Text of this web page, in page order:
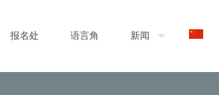
报名处 语言角 新闻